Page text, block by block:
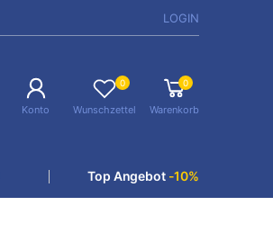
LOGIN
Konto
0
Wunschzettel
0
Warenkorb
Top Angebot -10%